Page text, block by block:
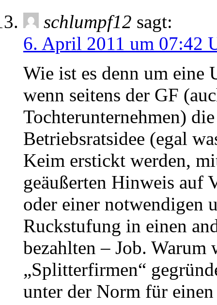
schlumpf12 sagt:
6. April 2011 um 07:42
Wie ist es denn um eine
wenn seitens der GF
Tochterunternehmen)
Betriebsratsidee (egal
Keim erstickt werden,
geäußerten Hinweis auf
oder einer notwendigen
Ruckstufung in einen
bezahlten – Job.
„Splitterfirmen“
unter der Norm für